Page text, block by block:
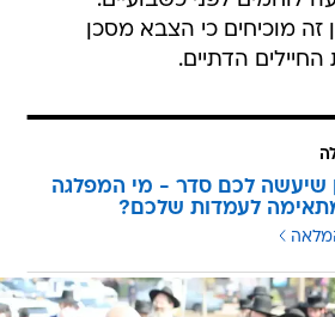
זה מוכיחים כי הצבא מסכן
הדתיים.
שיעשה לכם סדר - מי המפלגה
לעמדות שלכם?